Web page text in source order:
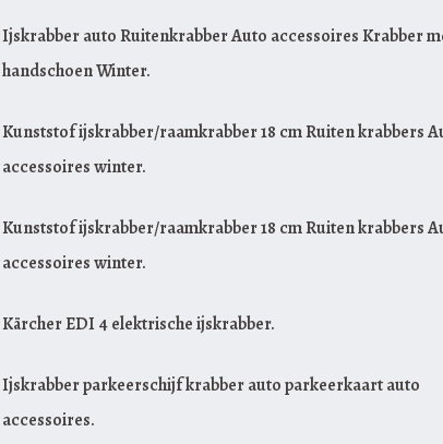
Ijskrabber auto Ruitenkrabber Auto accessoires Krabber
handschoen Winter.
Kunststof ijskrabber/raamkrabber 18 cm Ruiten krabbers
accessoires winter.
Kunststof ijskrabber/raamkrabber 18 cm Ruiten krabbers
accessoires winter.
Kärcher EDI 4 elektrische ijskrabber.
Ijskrabber parkeerschijf krabber auto parkeerkaart auto
accessoires.